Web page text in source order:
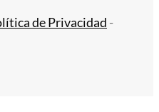
de Privacidad -